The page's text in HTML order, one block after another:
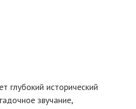
глубокий исторический
звучание,